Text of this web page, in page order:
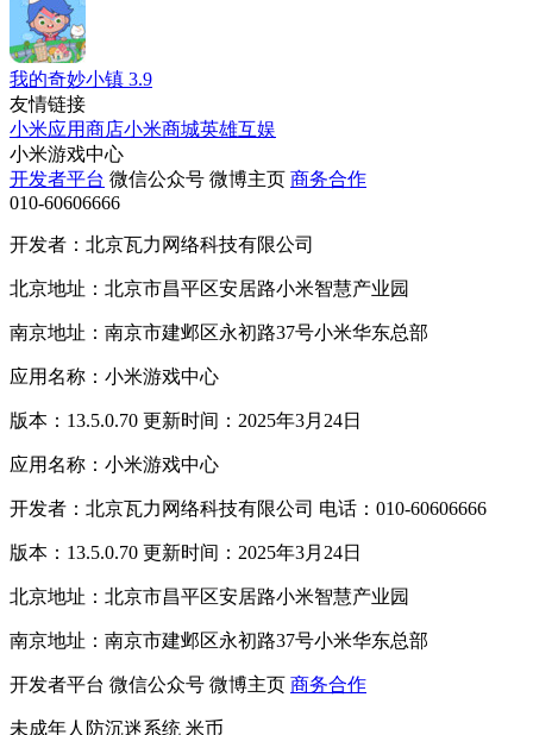
我的奇妙小镇 3.9
友情链接
小米应用商店小米商城英雄互娱
小米游戏中心
开发者平台 微信公众号 微博主页 商务合作
010-60606666
开发者：北京瓦力网络科技有限公司
北京地址：北京市昌平区安居路小米智慧产业园
南京地址：南京市建邺区永初路37号小米华东总部
应用名称：小米游戏中心
版本：13.5.0.70 更新时间：2025年3月24日
应用名称：小米游戏中心
开发者：北京瓦力网络科技有限公司 电话：010-60606666
版本：13.5.0.70 更新时间：2025年3月24日
北京地址：北京市昌平区安居路小米智慧产业园
南京地址：南京市建邺区永初路37号小米华东总部
开发者平台 微信公众号 微博主页 商务合作
未成年人防沉迷系统 米币